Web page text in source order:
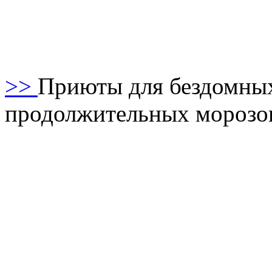
>> Приюты для
продолжительных